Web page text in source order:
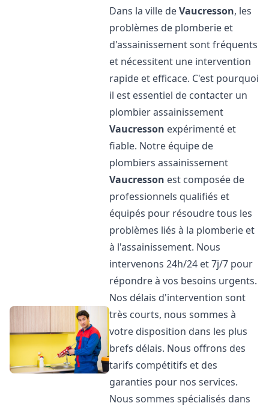
Dans la ville deVaucresson, les
problèmes de plomberie et
d'assainissement sont fréquents
et nécessitent une intervention
rapide et efficace. C'est pourquoi
il est essentiel de contacter un
plombier assainissement
Vaucresson expérimenté et
fiable. Notre équipe de
plombiers assainissement
Vaucresson est composée de
professionnels qualifiés et
équipés pour résoudre tous les
problèmes liés à la plomberie et
à l'assainissement. Nous
intervenons 24h/24 et 7j/7 pour
répondre à vos besoins urgents.
Nos délais d'intervention sont
très courts, nous sommes à
votre disposition dans les plus
brefs délais. Nous offrons des
tarifs compétitifs et des
garanties pour nos services.
Nous sommes spécialisés dans